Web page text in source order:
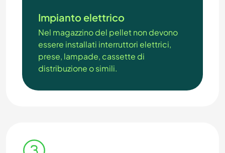
Impianto elettrico
Nel magazzino del pellet non devono
essere installati interruttori elettrici,
prese, lampade, cassette di
distribuzione o simili.